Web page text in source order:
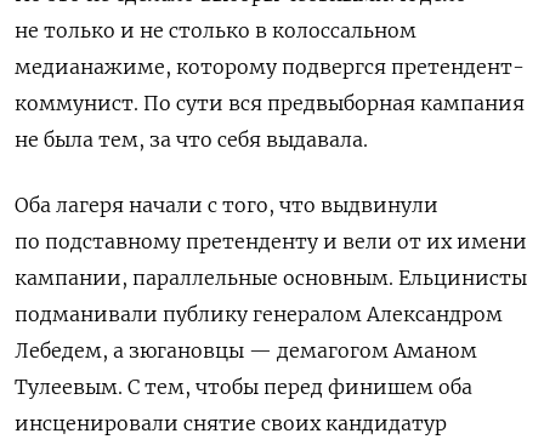
не только и не столько в колоссальном
медианажиме, которому подвергся претендент-
коммунист. По сути вся предвыборная кампания
не была тем, за что себя выдавала.
Оба лагеря начали с того, что выдвинули
по подставному претенденту и вели от их имени
кампании, параллельные основным. Ельцинисты
подманивали публику генералом Александром
Лебедем, а зюгановцы — демагогом Аманом
Тулеевым. С тем, чтобы перед финишем оба
инсценировали снятие своих кандидатур